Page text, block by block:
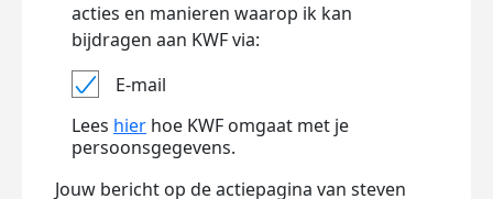
acties en manieren waarop ik kan
bijdragen aan KWF via:
E-mail
Lees hier hoe KWF omgaat met je
persoonsgegevens.
Jouw bericht op de actiepagina van steven